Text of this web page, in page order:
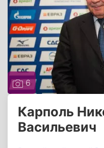
6
Карполь
Васильевич